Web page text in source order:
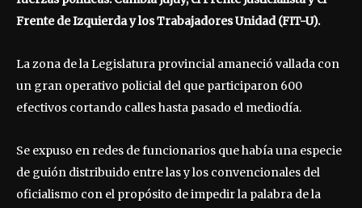
Frente de Izquierda y los Trabajadores Unidad (FIT-U).
La zona de la Legislatura provincial amaneció vallada con
un gran operativo policial del que participaron 600
efectivos cortando calles hasta pasado el mediodía.
Se expuso en redes de funcionarios que había una especie
de guión distribuido entre las y los convencionales del
oficialismo con el propósito de impedir la palabra de la